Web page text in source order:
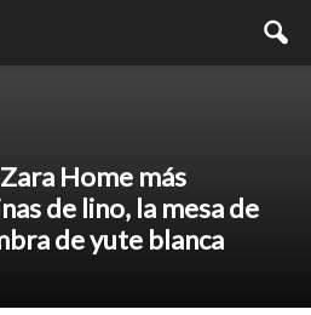
Home más
de lino, la mesa de
de yute blanca